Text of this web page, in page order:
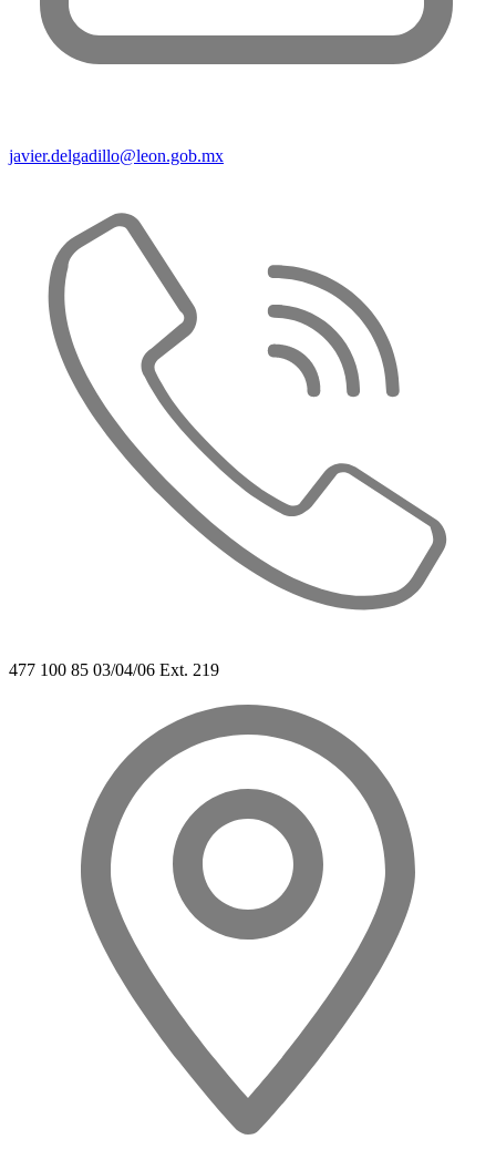
javier.delgadillo@leon.gob.mx
477 100 85 03/04/06 Ext. 219